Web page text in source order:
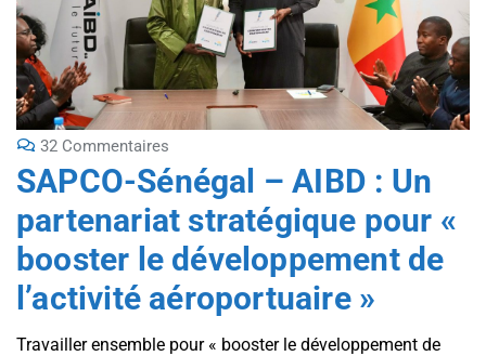
32 Commentaires
SAPCO-Sénégal – AIBD : Un
partenariat stratégique pour «
booster le développement de
l’activité aéroportuaire »
Travailler ensemble pour « booster le développement de